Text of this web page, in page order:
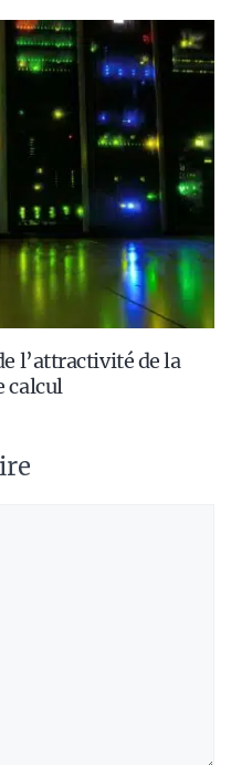
l’attractivité de la
calcul